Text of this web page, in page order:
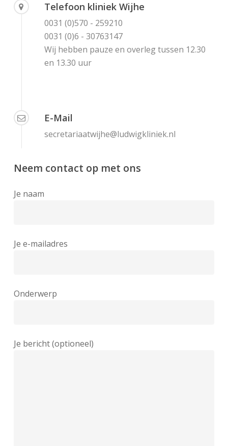
Telefoon kliniek Wijhe
0031 (0)570 - 259210
0031 (0)6 - 30763147
Wij hebben pauze en overleg tussen 12.30
en 13.30 uur
E-Mail
secretariaatwijhe@ludwigkliniek.nl
Neem contact op met ons
Je naam
Je e-mailadres
Onderwerp
Je bericht (optioneel)